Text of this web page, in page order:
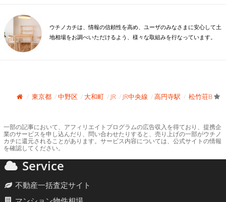
ウチノカチは、情報の信頼性を高め、ユーザのみなさまに安心して土
地相場をお調べいただけるよう、様々な取組みを行なっています。
東京都 中野区 大和町 JR JR中央線 高円寺駅 松竹荘B
一部の記事において、アフィリエイトプログラムの広告収入を得ており、提携企
業のサービスを申し込んだり、問い合わせたりすると、売り上げの一部がウチノ
カチに還元されることがあります。サービス内容については、公式サイトの情報
を確認してください。
Service
不動産一括査定サイト